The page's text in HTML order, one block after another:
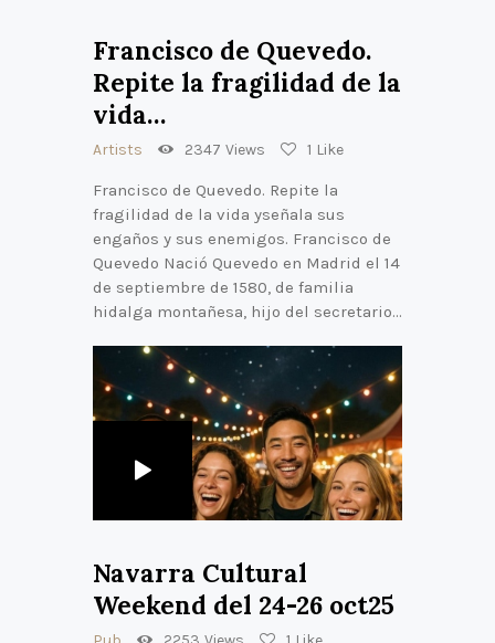
Francisco de Quevedo.
Repite la fragilidad de la
vida…
Artists 2347 Views 1 Like
Francisco de Quevedo. Repite la
fragilidad de la vida yseñala sus
engaños y sus enemigos. Francisco de
Quevedo Nació Quevedo en Madrid el 14
de septiembre de 1580, de familia
hidalga montañesa, hijo del secretario…
Navarra Cultural
Weekend del 24-26 oct25